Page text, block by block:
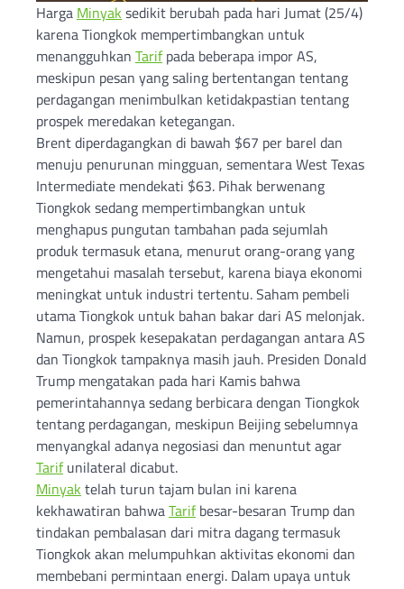
Harga Minyak sedikit berubah pada hari Jumat (25/4)
karena Tiongkok mempertimbangkan untuk
menangguhkan Tarifpada beberapa impor AS,
meskipun pesan yang saling bertentangan tentang
perdagangan menimbulkan ketidakpastian tentang
prospek meredakan ketegangan.
Brent diperdagangkan di bawah $67 per barel dan
menuju penurunan mingguan, sementara West Texas
Intermediate mendekati $63. Pihak berwenang
Tiongkok sedang mempertimbangkan untuk
menghapus pungutan tambahan pada sejumlah
produk termasuk etana, menurut orang-orang yang
mengetahui masalah tersebut, karena biaya ekonomi
meningkat untuk industri tertentu. Saham pembeli
utama Tiongkok untuk bahan bakar dari AS melonjak.
Namun, prospek kesepakatan perdagangan antara AS
dan Tiongkok tampaknya masih jauh. Presiden Donald
Trump mengatakan pada hari Kamis bahwa
pemerintahannya sedang berbicara dengan Tiongkok
tentang perdagangan, meskipun Beijing sebelumnya
menyangkal adanya negosiasi dan menuntut agar
Tarifunilateral dicabut.
Minyak telah turun tajam bulan ini karena
kekhawatiran bahwaTarifbesar-besaran Trump dan
tindakan pembalasan dari mitra dagang termasuk
Tiongkok akan melumpuhkan aktivitas ekonomi dan
membebani permintaan energi. Dalam upaya untuk